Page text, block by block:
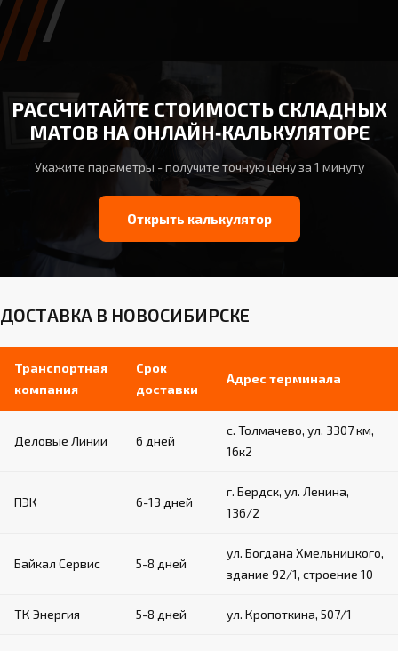
РАССЧИТАЙТЕ СТОИМОСТЬ СКЛАДНЫХ
МАТОВ НА ОНЛАЙН‑КАЛЬКУЛЯТОРЕ
Укажите параметры - получите точную цену за 1 минуту
Открыть калькулятор
ДОСТАВКА В НОВОСИБИРСКЕ
Транспортная
компания
Срок
доставки
Адрес терминала
Деловые Линии 6 дней
с. Толмачево, ул. 3307 км,
16к2
ПЭК 6-13 дней
г. Бердск, ул. Ленина,
136/2
Байкал Сервис 5-8 дней
ул. Богдана Хмельницкого,
здание 92/1, строение 10
ТК Энергия 5-8 дней ул. Кропоткина, 507/1